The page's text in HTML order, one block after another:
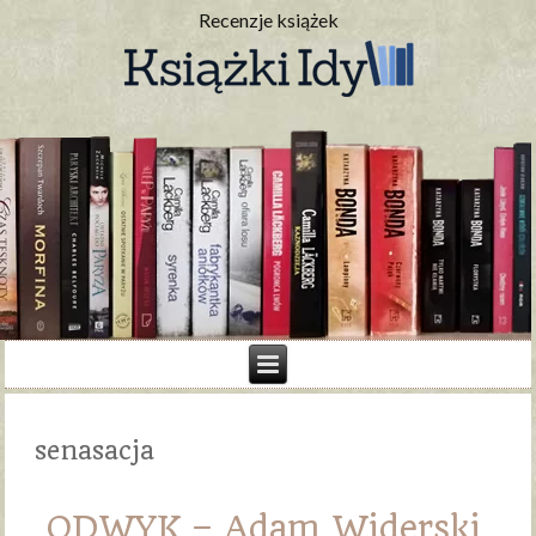
Recenzje książek
senasacja